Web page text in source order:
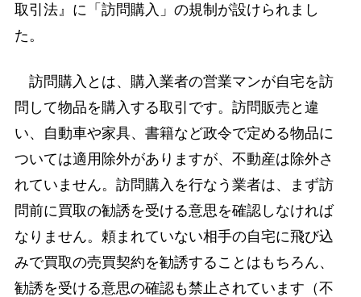
取引法』に「訪問購入」の規制が設けられまし
た。
訪問購入とは、購入業者の営業マンが自宅を訪
問して物品を購入する取引です。訪問販売と違
い、自動車や家具、書籍など政令で定める物品に
ついては適用除外がありますが、不動産は除外さ
れていません。訪問購入を行なう業者は、まず訪
問前に買取の勧誘を受ける意思を確認しなければ
なりません。頼まれていない相手の自宅に飛び込
みで買取の売買契約を勧誘することはもちろん、
勧誘を受ける意思の確認も禁止されています（不